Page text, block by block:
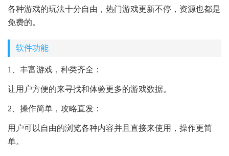
各种游戏的玩法十分自由，热门游戏更新不停，资源也都是
免费的。
软件功能
1、丰富游戏，种类齐全：
让用户方便的来寻找和体验更多的游戏数据。
2、操作简单，攻略直发：
用户可以自由的浏览各种内容并且直接来使用，操作更简
单。